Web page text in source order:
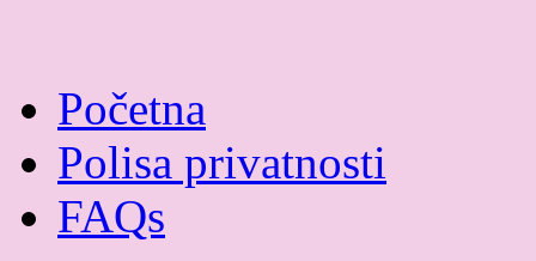
Početna
Polisa privatnosti
FAQs